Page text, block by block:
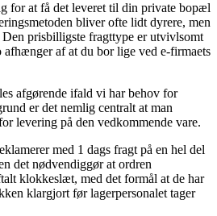
for at få det leveret til din private bopæl
bliver ofte lidt dyrere, men
prisbilligste fragttype er utvivlsomt
afhænger af at du bor lige ved e-firmaets
afgørende ifald vi har behov for
er det nemlig centralt at man
levering på den vedkommende vare.
med 1 dags fragt på en hel del
det nødvendiggør at ordren
klokkeslæt, med det formål at de har
klargjort før lagerpersonalet tager